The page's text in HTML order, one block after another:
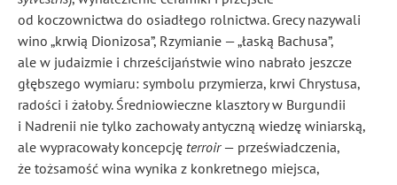
od koczownictwa do osiadłego rolnictwa. Grecy nazywali
wino „krwią Dionizosa”, Rzymianie — „łaską Bachusa”,
ale w judaizmie i chrześcijaństwie wino nabrało jeszcze
głębszego wymiaru: symbolu przymierza, krwi Chrystusa,
radości i żałoby. Średniowieczne klasztory w Burgundii
i Nadrenii nie tylko zachowały antyczną wiedzę winiarską,
ale wypracowały koncepcję terroir— przeświadczenia,
że tożsamość wina wynika z konkretnego miejsca,